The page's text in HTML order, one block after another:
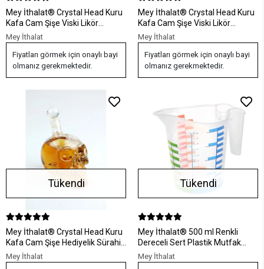
Mey İthalat® Crystal Head Kuru
Kafa Cam Şişe Viski Likör
Hediyelik Sürahi (1000 ML)
Mey İthalat
Fiyatları görmek için onaylı bayi
olmanız gerekmektedir.
Mey İthalat® Crystal Head Kuru
Kafa Cam Şişe Viski Likör
Hediyelik Sürahi (550 ML)
Mey İthalat
Fiyatları görmek için onaylı bayi
olmanız gerekmektedir.
Tükendi
Mey İthalat® Crystal Head Kuru
Kafa Cam Şişe Hediyelik Sürahi
(350 ML)
Mey İthalat
Tükendi
Mey İthalat® 500 ml Renkli
Dereceli Sert Plastik Mutfak
Ölçü Kabı
Mey İthalat